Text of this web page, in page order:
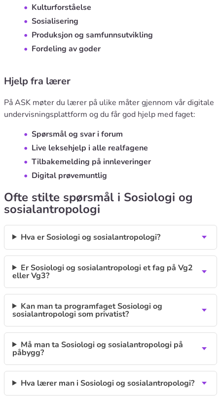
Kulturforståelse
Sosialisering
Produksjon og samfunnsutvikling
Fordeling av goder
Hjelp fra lærer
På ASK møter du lærer på ulike måter gjennom vår digitale
undervisningsplattform og du får god hjelp med faget:
Spørsmål og svar i forum
Live leksehjelp i alle realfagene
Tilbakemelding på innleveringer
Digital prøvemuntlig
Ofte stilte spørsmål i Sosiologi og
sosialantropologi
Hva er Sosiologi og sosialantropologi?
Er Sosiologi og sosialantropologi et fag på Vg2
eller Vg3?
Kan man ta programfaget Sosiologi og
sosialantropologi som privatist?
Må man ta Sosiologi og sosialantropologi på
påbygg?
Hva lærer man i Sosiologi og sosialantropologi?